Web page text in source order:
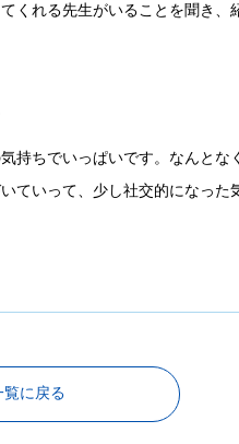
くれる先生がいることを聞き、
持ちでいっぱいです。なんとな
ていって、少し社交的になった
覧に戻る